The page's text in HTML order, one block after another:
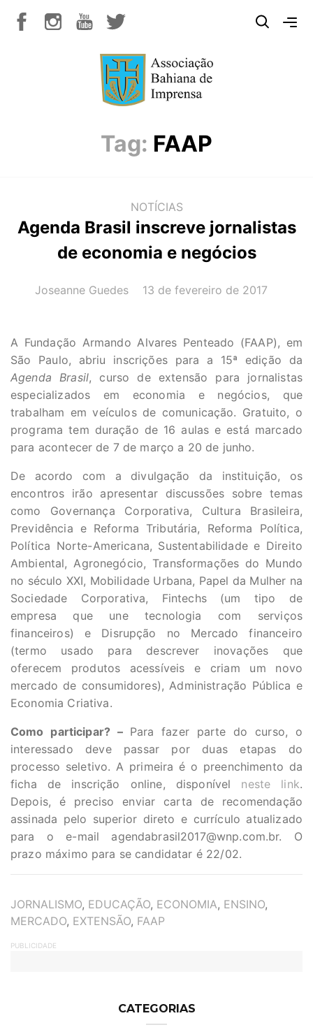
Tag: FAAP
NOTÍCIAS
Agenda Brasil inscreve jornalistas
de economia e negócios
AUTOR(A):
Joseanne Guedes DATA:
13 de fevereiro de 2017
A Fundação Armando Alvares Penteado (FAAP), em
São Paulo, abriu inscrições para a 15ª edição da
Agenda Brasil, curso de extensão para jornalistas
especializados em economia e negócios, que
trabalham em veículos de comunicação. Gratuito, o
programa tem duração de 16 aulas e está marcado
para acontecer de 7 de março a 20 de junho.
De acordo com a divulgação da instituição, os
encontros irão apresentar discussões sobre temas
como Governança Corporativa, Cultura Brasileira,
Previdência e Reforma Tributária, Reforma Política,
Política Norte-Americana, Sustentabilidade e Direito
Ambiental, Agronegócio, Transformações do Mundo
no século XXI, Mobilidade Urbana, Papel da Mulher na
Sociedade Corporativa, Fintechs (um tipo de
empresa que une tecnologia com serviços
financeiros) e Disrupção no Mercado financeiro
(termo usado para descrever inovações que
oferecem produtos acessíveis e criam um novo
mercado de consumidores), Administração Pública e
Economia Criativa.
Como participar? – Para fazer parte do curso, o
interessado deve passar por duas etapas do
processo seletivo. A primeira é o preenchimento da
ficha de inscrição online, disponível neste link.
Depois, é preciso enviar carta de recomendação
assinada pelo superior direto e currículo atualizado
para o e-mail agendabrasil2017@wnp.com.br. O
prazo máximo para se candidatar é 22/02.
TAGS
JORNALISMO, EDUCAÇÃO, ECONOMIA, ENSINO,
MERCADO, EXTENSÃO, FAAP
PUBLICIDADE
CATEGORIAS